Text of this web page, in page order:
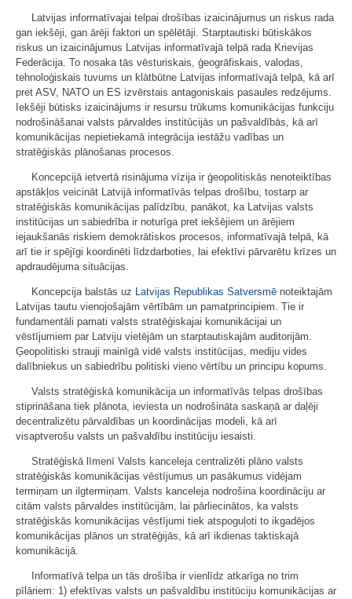
Latvijas informatīvajai telpai drošības izaicinājumus un riskus rada
gan iekšēji, gan ārēji faktori un spēlētāji. Starptautiski būtiskākos
riskus un izaicinājumus Latvijas informatīvajā telpā rada Krievijas
Federācija. To nosaka tās vēsturiskais, ģeogrāfiskais, valodas,
tehnoloģiskais tuvums un klātbūtne Latvijas informatīvajā telpā, kā arī
pret ASV, NATO un ES izvērstais antagoniskais pasaules redzējums.
Iekšēji būtisks izaicinājums ir resursu trūkums komunikācijas funkciju
nodrošināšanai valsts pārvaldes institūcijās un pašvaldībās, kā arī
komunikācijas nepietiekamā integrācija iestāžu vadības un
stratēģiskās plānošanas procesos.
Koncepcijā ietvertā risinājuma vīzija ir ģeopolitiskās nenoteiktības
apstākļos veicināt Latvijā informatīvās telpas drošību, tostarp ar
stratēģiskās komunikācijas palīdzību, panākot, ka Latvijas valsts
institūcijas un sabiedrība ir noturīga pret iekšējiem un ārējiem
iejaukšanās riskiem demokrātiskos procesos, informatīvajā telpā, kā
arī tie ir spējīgi koordinēti līdzdarboties, lai efektīvi pārvarētu krīzes un
apdraudējuma situācijas.
Koncepcija balstās uz Latvijas Republikas Satversmē noteiktajām
Latvijas tautu vienojošajām vērtībām un pamatprincipiem. Tie ir
fundamentāli pamati valsts stratēģiskajai komunikācijai un
vēstījumiem par Latviju vietējām un starptautiskajām auditorijām.
Ģeopolitiski strauji mainīgā vidē valsts institūcijas, mediju vides
dalībniekus un sabiedrību politiski vieno vērtību un principu kopums.
Valsts stratēģiskā komunikācija un informatīvās telpas drošības
stiprināšana tiek plānota, ieviesta un nodrošināta saskaņā ar daļēji
decentralizētu pārvaldības un koordinācijas modeli, kā arī
visaptverošu valsts un pašvaldību institūciju iesaisti.
Stratēģiskā līmenī Valsts kanceleja centralizēti plāno valsts
stratēģiskās komunikācijas vēstījumus un pasākumus vidējam
termiņam un ilgtermiņam. Valsts kanceleja nodrošina koordināciju ar
citām valsts pārvaldes institūcijām, lai pārliecinātos, ka valsts
stratēģiskās komunikācijas vēstījumi tiek atspoguļoti to ikgadējos
komunikācijas plānos un stratēģijās, kā arī ikdienas taktiskajā
komunikācijā.
Informatīvā telpa un tās drošība ir vienlīdz atkarīga no trim
pīlāriem: 1) efektīvas valsts un pašvaldību institūciju komunikācijas ar